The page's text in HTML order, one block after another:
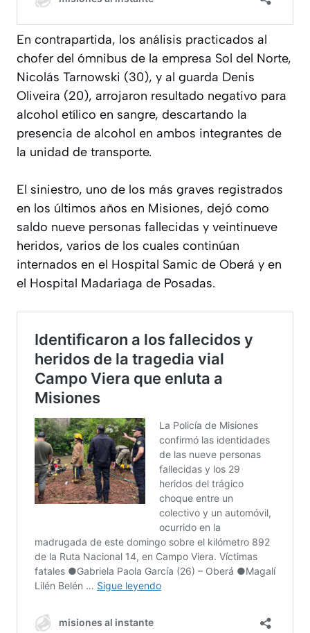
En contrapartida, los análisis practicados al
chofer del ómnibus de la empresa Sol del Norte,
Nicolás Tarnowski (30), y al guarda Denis
Oliveira (20), arrojaron resultado negativo para
alcohol etílico en sangre, descartando la
presencia de alcohol en ambos integrantes de
la unidad de transporte.
El siniestro, uno de los más graves registrados
en los últimos años en Misiones, dejó como
saldo nueve personas fallecidas y veintinueve
heridos, varios de los cuales continúan
internados en el Hospital Samic de Oberá y en
el Hospital Madariaga de Posadas.